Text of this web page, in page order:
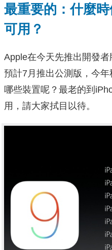
最重要的：什麼
可用？
Apple在今天先推出開發者
預計7月推出公測版，今
哪些裝置呢？最老的到
用，請大家拭目以待。